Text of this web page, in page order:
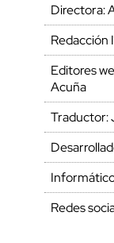
Directora:
Redacción
Editores
Acuña
Traductor:
Redes